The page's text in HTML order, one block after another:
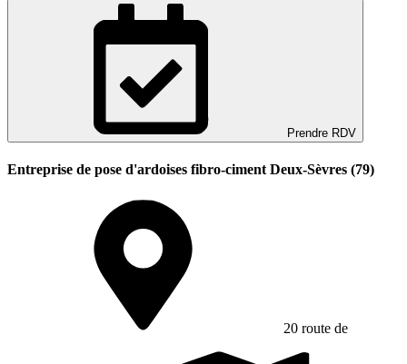
Prendre RDV
Entreprise de pose d'ardoises fibro-ciment Deux-Sèvres (79)
20 route de